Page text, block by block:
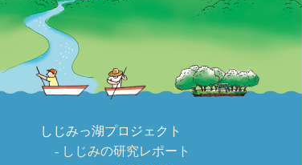
しじみっ湖プロジェクト
しじみの研究レポート